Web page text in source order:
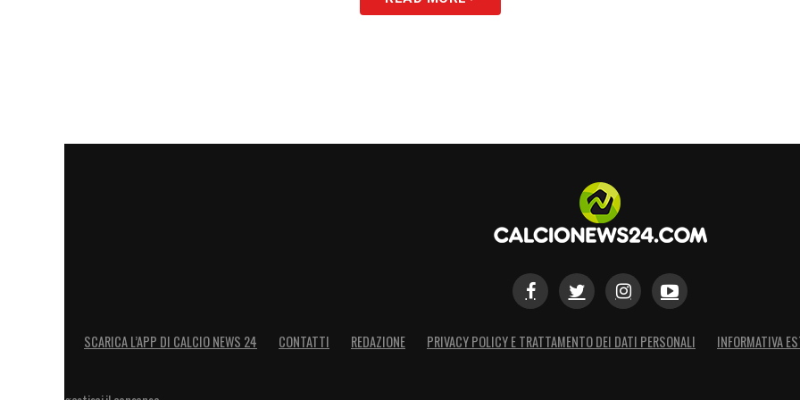
SCARICA L’APP DI CALCIO NEWS 24 CONTATTI REDAZIONE PRIVACY POLICY E TRATTAMENTO DEI DATI PERSONALI INFORMATIVA